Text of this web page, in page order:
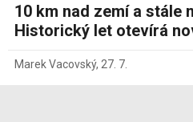
10 km nad zemí a stále
Historický let otevírá
Marek Vacovský, 27. 7.